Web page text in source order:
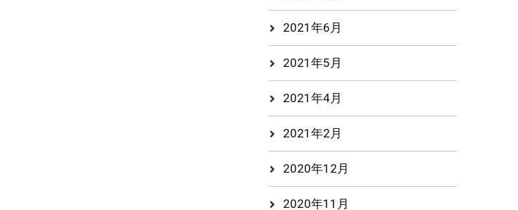
2021年6月
2021年5月
2021年4月
2021年2月
2020年12月
2020年11月